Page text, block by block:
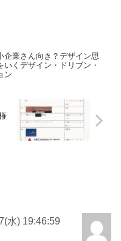
企業さん向き？デザイン思
いくデザイン・ドリブン・
ン
水) 19:46:59